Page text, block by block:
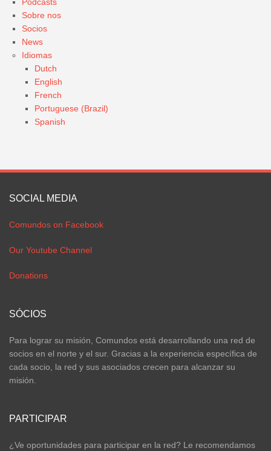
Podcasts
Sobre nos
Socios
News
Idiomas
Dutch
English
French
Portuguese (Brazil)
Spanish
SOCIAL MEDIA
Comundos on Facebook
Our Youtube Channel
Donations
SÓCIOS
Para lograr su misión, Comundos está desarrollando una red de
socios en el norte y el sur. Gracias a la experiencia específica de
cada socio, la red y sus asociados crecen para alcanzar su
misión.
PARTICIPAR
¿Ve oportunidades para participar en la red? Le recomendamos